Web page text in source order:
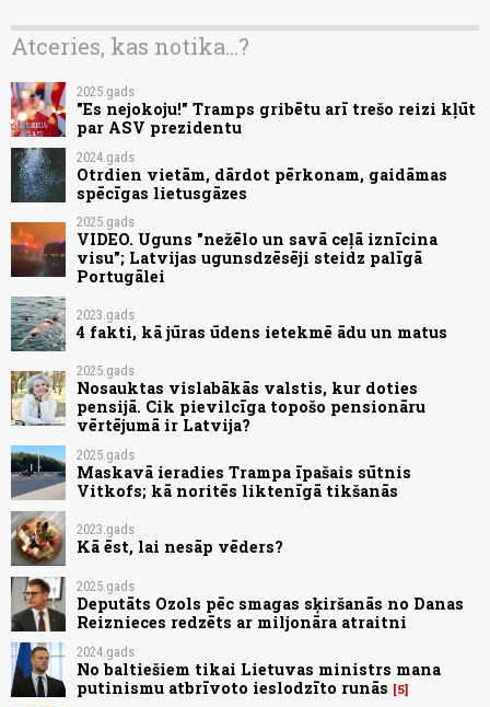
Atceries, kas notika...?
2025.gads
"Es nejokoju!" Tramps gribētu arī trešo reizi kļūt
par ASV prezidentu
2024.gads
Otrdien vietām, dārdot pērkonam, gaidāmas
spēcīgas lietusgāzes
2025.gads
VIDEO. Uguns "nežēlo un savā ceļā iznīcina
visu"; Latvijas ugunsdzēsēji steidz palīgā
Portugālei
2023.gads
4 fakti, kā jūras ūdens ietekmē ādu un matus
2025.gads
Nosauktas vislabākās valstis, kur doties
pensijā. Cik pievilcīga topošo pensionāru
vērtējumā ir Latvija?
2025.gads
Maskavā ieradies Trampa īpašais sūtnis
Vitkofs; kā noritēs liktenīgā tikšanās
2023.gads
Kā ēst, lai nesāp vēders?
2025.gads
Deputāts Ozols pēc smagas sķiršanās no Danas
Reiznieces redzēts ar miljonāra atraitni
2024.gads
No baltiešiem tikai Lietuvas ministrs mana
putinismu atbrīvoto ieslodzīto runās
5